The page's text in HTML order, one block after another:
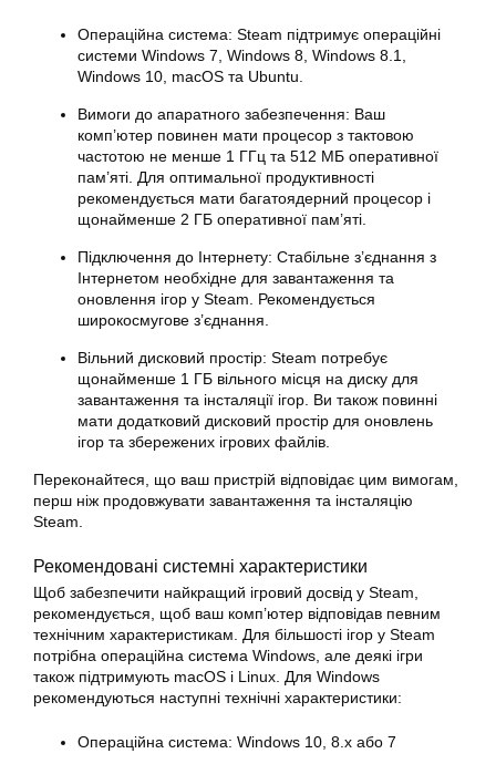
Операційна система: Steam підтримує операційні
системи Windows 7, Windows 8, Windows 8.1,
Windows 10, macOS та Ubuntu.
Вимоги до апаратного забезпечення: Ваш
комп’ютер повинен мати процесор з тактовою
частотою не менше 1 ГГц та 512 МБ оперативної
пам’яті. Для оптимальної продуктивності
рекомендується мати багатоядерний процесор і
щонайменше 2 ГБ оперативної пам’яті.
Підключення до Інтернету: Стабільне з’єднання з
Інтернетом необхідне для завантаження та
оновлення ігор у Steam. Рекомендується
широкосмугове з’єднання.
Вільний дисковий простір: Steam потребує
щонайменше 1 ГБ вільного місця на диску для
завантаження та інсталяції ігор. Ви також повинні
мати додатковий дисковий простір для оновлень
ігор та збережених ігрових файлів.
Переконайтеся, що ваш пристрій відповідає цим вимогам,
перш ніж продовжувати завантаження та інсталяцію
Steam.
Рекомендовані системні характеристики
Щоб забезпечити найкращий ігровий досвід у Steam,
рекомендується, щоб ваш комп’ютер відповідав певним
технічним характеристикам. Для більшості ігор у Steam
потрібна операційна система Windows, але деякі ігри
також підтримують macOS і Linux. Для Windows
рекомендуються наступні технічні характеристики:
Операційна система: Windows 10, 8.x або 7